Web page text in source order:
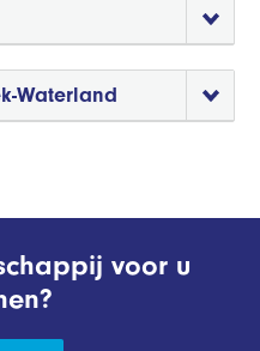
Waterland
voor u